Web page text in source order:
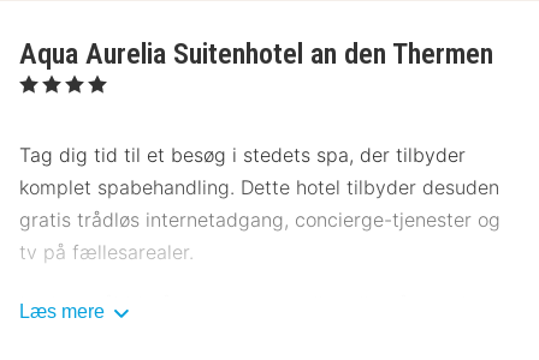
Aqua Aurelia Suitenhotel an den Thermen
, 4 Stjerner
Tag dig tid til et besøg i stedets spa, der tilbyder
komplet spabehandling. Dette hotel tilbyder desuden
gratis trådløs internetadgang, concierge-tjenester og
tv på fællesarealer.
Nyd et måltid på restauranten, eller bliv på værelset,
Læs mere